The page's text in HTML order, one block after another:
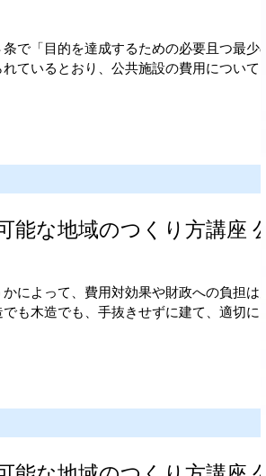
で「目的を達成するための必要且つ最少の
ているとおり、公共施設の費用についても
な地域のつくり方講座 公
によって、費用対効果や財政への負担は大
も木造でも、手抜きせずに建て、適切にメ